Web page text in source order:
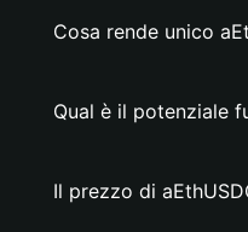
Cosa rende unico
Qual è il potenziale
Il prezzo di